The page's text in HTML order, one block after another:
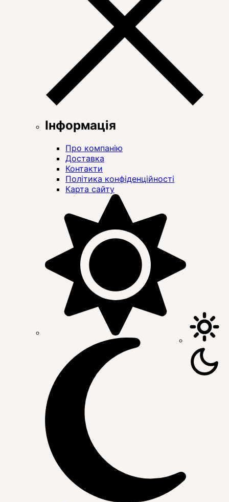
Інформація
Про компанію
Доставка
Контакти
Політика конфіденційності
Карта сайту